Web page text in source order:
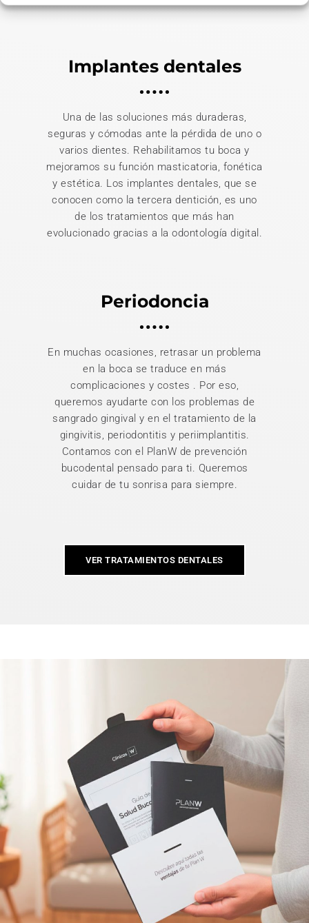
Implantes dentales
Una de las soluciones más duraderas,
seguras y cómodas ante la pérdida de uno o
varios dientes. Rehabilitamos tu boca y
mejoramos su función masticatoria, fonética
y estética. Los implantes dentales, que se
conocen como la tercera dentición, es uno
de los tratamientos que más han
evolucionado gracias a la odontología digital.
Periodoncia
En muchas ocasiones, retrasar un problema
en la boca se traduce en más
complicaciones y costes . Por eso,
queremos ayudarte con los problemas de
sangrado gingival y en el tratamiento de la
gingivitis, periodontitis y periimplantitis.
Contamos con el PlanW de prevención
bucodental pensado para ti. Queremos
cuidar de tu sonrisa para siempre.
VER TRATAMIENTOS DENTALES